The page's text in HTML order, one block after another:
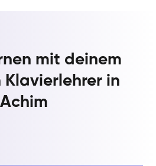
mit deinem
in
Achim